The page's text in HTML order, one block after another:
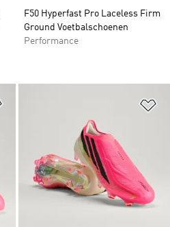
F50 Hyperfast Pro Laceless Firm
Ground Voetbalschoenen
Performance